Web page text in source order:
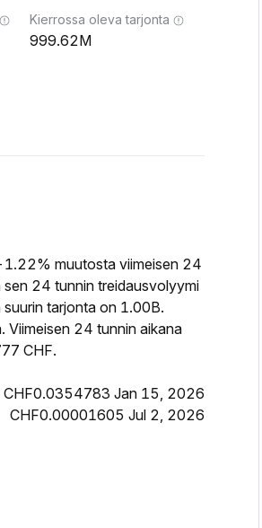
Kierrossa oleva tarjonta
999.62M
muutosta viimeisen 24
24 tunnin treidausvolyymi
tarjonta on 1.00B.
24 tunnin aikana
CHF.
CHF0.0354783 Jan 15, 2026
CHF0.00001605 Jul 2, 2026